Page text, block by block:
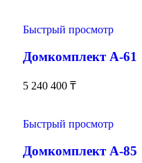
Быстрый просмотр
Домкомплект А-61
5 240 400 ₸
Быстрый просмотр
Домкомплект А-85